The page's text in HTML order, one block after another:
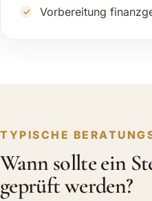
Vorbereitung
TYPISCHE
Wann sollte ein
geprüft werden?